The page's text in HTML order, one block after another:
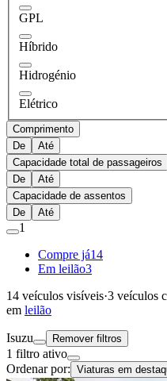
GPL
Híbrido
Hidrogénio
Elétrico
Comprimento
De
Até
Capacidade total de passageiros
De
Até
Capacidade de assentos
De
Até
1
Compre já14
Em leilão3
14 veículos visíveis·3 veículos
em leilão
Isuzu Remover filtros
1 filtro ativo
Ordenar por: Viaturas em